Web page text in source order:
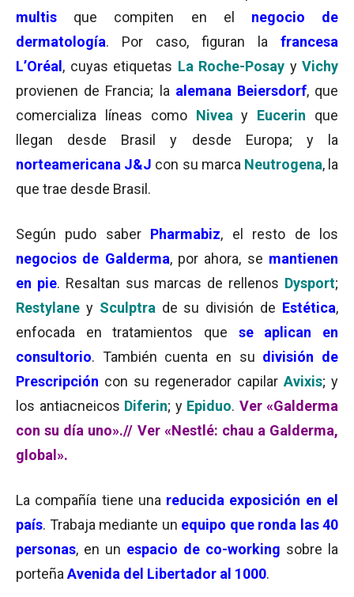
multis que compiten en el negocio de
dermatología. Por caso, figuran la francesa
L’Oréal , cuyas etiquetas La Roche-Posay y Vichy
provienen de Francia; la alemana Beiersdorf, que
comercializa líneas como Nivea y Eucerin
que
llegan desde Brasil y desde Europa; y la
norteamericana J&J con su marca Neutrogena, la
que trae desde Brasil.
Según pudo saber Pharmabiz, el resto de los
negocios de Galderma, por ahora, se mantienen
en pie. Resaltan sus marcas de rellenos Dysport;
Restylane y Sculptra de su división de Estética,
enfocada en tratamientos que se aplican en
consultorio. También cuenta en su división de
Prescripción con su regenerador capilar Avixis; y
los antiacneicos Diferin; y Epiduo. Ver «Galderma
con su día uno».// Ver «Nestlé: chau a Galderma,
global».
La compañía tiene una reducida exposición en el
país. Trabaja mediante un equipo que ronda las 40
personas, en un espacio de co-working sobre la
porteña Avenida del Libertador al 1000.